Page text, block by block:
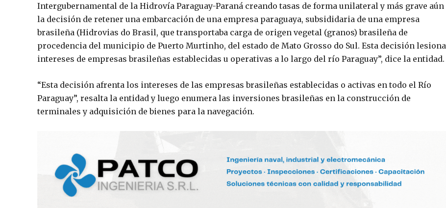
Intergubernamental de la Hidrovía Paraguay-Paraná creando tasas de forma unilateral y más grave aún
la decisión de retener una embarcación de una empresa paraguaya, subsididaria de una empresa
brasileña (Hidrovias do Brasil, que transportaba carga de origen vegetal (granos) brasileña de
procedencia del municipio de Puerto Murtinho, del estado de Mato Grosso do Sul. Esta decisión lesiona
intereses de empresas brasileñas establecidas u operativas a lo largo del río Paraguay”, dice la entidad.
“Esta decisión afrenta los intereses de las empresas brasileñas establecidas o activas en todo el Río
Paraguay”, resalta la entidad y luego enumera las inversiones brasileñas en la construcción de
terminales y adquisición de bienes para la navegación.